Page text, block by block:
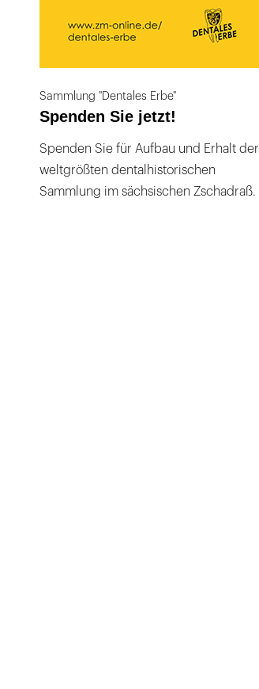
Sammlung "Dentales Erbe"
Spenden Sie jetzt!
Spenden Sie für Aufbau und Erhalt der
weltgrößten dentalhistorischen
Sammlung im sächsischen Zschadraß.